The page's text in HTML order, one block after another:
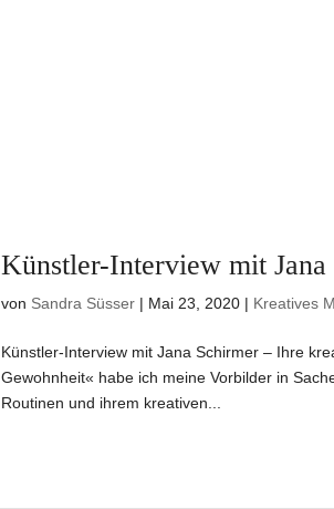
Künstler-Interview mit
von Sandra Süsser | Mai 23, 2020 | Kreatives
Künstler-Interview mit Jana Schirmer – Ihre
Gewohnheit« habe ich meine Vorbilder in
Routinen und ihrem kreativen...